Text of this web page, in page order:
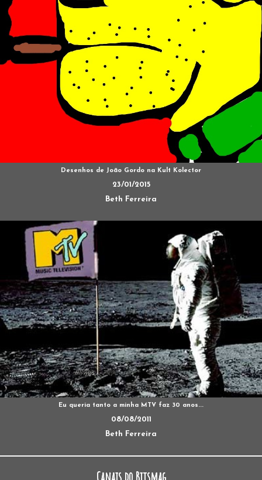
Desenhos de João Gordo na Kult Kolector
23/01/2015
Beth Ferreira
Eu queria tanto a minha MTV faz 30 anos...
08/08/2011
Beth Ferreira
Canais do Bitsmag